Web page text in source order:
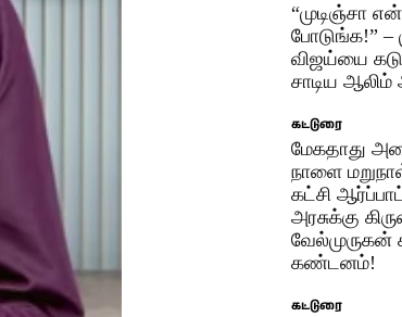
“முடிஞ்சா
போடுங்க!” –
விஜய்யை
சாடிய ஆலிம்
கட்டுரை
மேகதாது
நாளை
கட்சி
அரசுக்கு
வேல்முருகன்
கண்டனம்!
கட்டுரை